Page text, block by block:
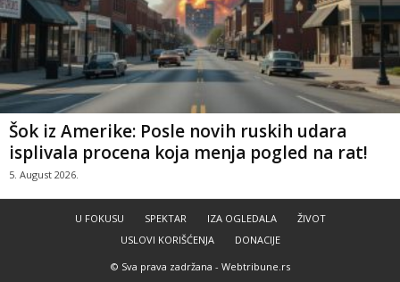
Šok iz Amerike: Posle novih ruskih udara
isplivala procena koja menja pogled na rat!
5. August 2026.
U FOKUSU SPEKTAR IZA OGLEDALA
ŽIVOT
USLOVI KORIŠĆENJA
DONACIJE
© Sva prava zadržana - Webtribune.rs